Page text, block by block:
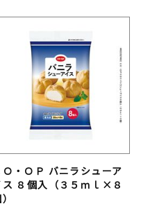
Ｏ・ＯＰ バニラシューア
ス ８個入（３５ｍｌ×８